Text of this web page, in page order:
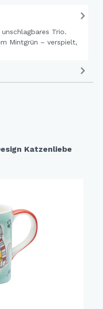
Trio.
Mintgrün – verspielt,
Katzenliebe